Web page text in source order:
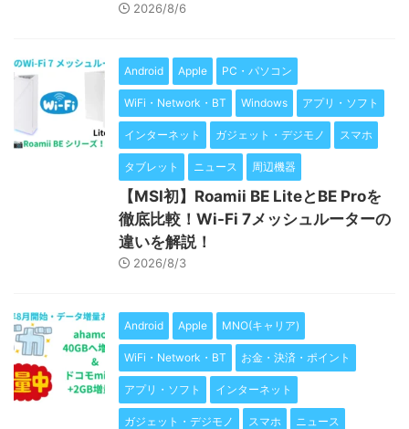
2026/8/6
Android Apple PC・パソコン
WiFi・Network・BT Windows アプリ・ソフト
インターネット ガジェット・デジモノ スマホ
タブレット ニュース 周辺機器
【MSI初】Roamii BE LiteとBE Proを
徹底比較！Wi-Fi 7メッシュルーターの
違いを解説！
2026/8/3
Android Apple MNO(キャリア)
WiFi・Network・BT お金・決済・ポイント
アプリ・ソフト インターネット
ガジェット・デジモノ スマホ ニュース